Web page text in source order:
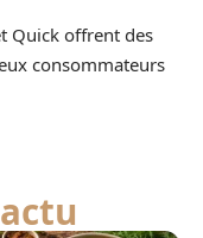
Quick offrent des
consommateurs